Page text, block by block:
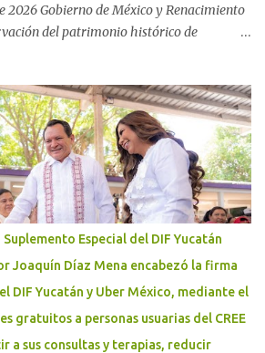
2026 Gobierno de México y Renacimiento
del patrimonio histórico de
el patrimonio cultural maya a
y nuevas generaciones. La coordinación
Maya y el Gobierno de México
del patrimonio cultural de Yucatán con la
de Ichkaantijoo y Centro de Visitantes de
Dzibilchaltún, espacio que acerca la
a las nuevas generaciones y amplía la
del estado. Al encabezar la
Joaquín Díaz Mena, acompañado de
Gobierno de México, Claudia...
Especial del DIF Yucatán
Joaquín Díaz Mena encabezó la firma
DIF Yucatán y Uber México, mediante el
gratuitos a personas usuarias del CREE
a sus consultas y terapias, reducir